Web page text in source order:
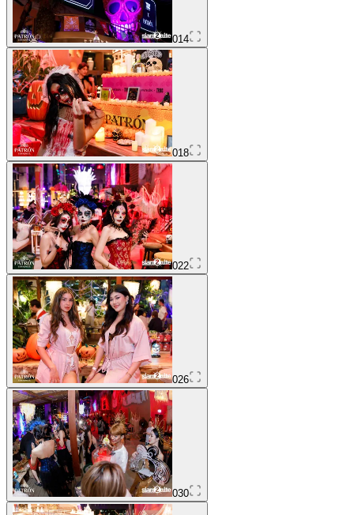
014
018
022
026
030